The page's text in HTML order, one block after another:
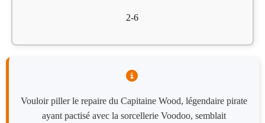
2-6
Vouloir piller le repaire du Capitaine Wood, légendaire pirate
ayant pactisé avec la sorcellerie Voodoo, semblait